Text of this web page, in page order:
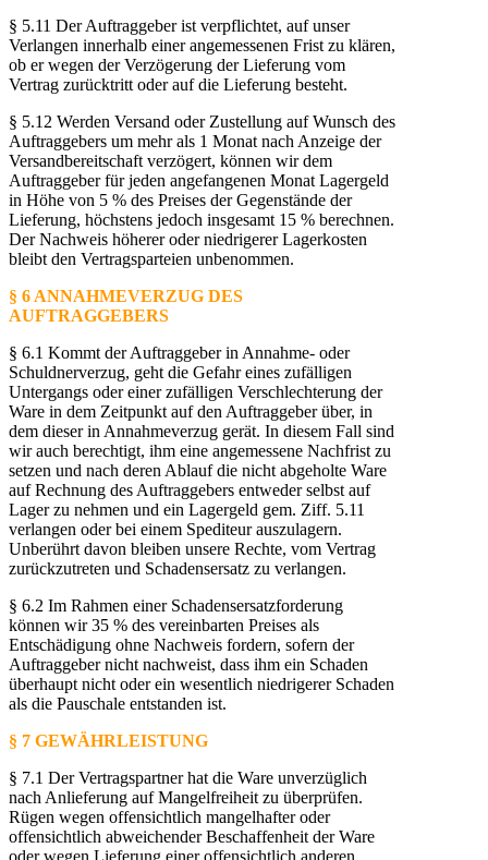
§ 5.11 Der Auftraggeber ist verpflichtet, auf unser
Verlangen innerhalb einer angemessenen Frist zu klären,
ob er wegen der Verzögerung der Lieferung vom
Vertrag zurücktritt oder auf die Lieferung besteht.
§ 5.12 Werden Versand oder Zustellung auf Wunsch des
Auftraggebers um mehr als 1 Monat nach Anzeige der
Versandbereitschaft verzögert, können wir dem
Auftraggeber für jeden angefangenen Monat Lagergeld
in Höhe von 5 % des Preises der Gegenstände der
Lieferung, höchstens jedoch insgesamt 15 % berechnen.
Der Nachweis höherer oder niedrigerer Lagerkosten
bleibt den Vertragsparteien unbenommen.
§ 6 ANNAHMEVERZUG DES
AUFTRAGGEBERS
§ 6.1 Kommt der Auftraggeber in Annahme- oder
Schuldnerverzug, geht die Gefahr eines zufälligen
Untergangs oder einer zufälligen Verschlechterung der
Ware in dem Zeitpunkt auf den Auftraggeber über, in
dem dieser in Annahmeverzug gerät. In diesem Fall sind
wir auch berechtigt, ihm eine angemessene Nachfrist zu
setzen und nach deren Ablauf die nicht abgeholte Ware
auf Rechnung des Auftraggebers entweder selbst auf
Lager zu nehmen und ein Lagergeld gem. Ziff. 5.11
verlangen oder bei einem Spediteur auszulagern.
Unberührt davon bleiben unsere Rechte, vom Vertrag
zurückzutreten und Schadensersatz zu verlangen.
§ 6.2 Im Rahmen einer Schadensersatzforderung
können wir 35 % des vereinbarten Preises als
Entschädigung ohne Nachweis fordern, sofern der
Auftraggeber nicht nachweist, dass ihm ein Schaden
überhaupt nicht oder ein wesentlich niedrigerer Schaden
als die Pauschale entstanden ist.
§ 7 GEWÄHRLEISTUNG
§ 7.1 Der Vertragspartner hat die Ware unverzüglich
nach Anlieferung auf Mangelfreiheit zu überprüfen.
Rügen wegen offensichtlich mangelhafter oder
offensichtlich abweichender Beschaffenheit der Ware